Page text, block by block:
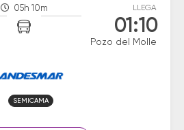
05h 10m LLEGA
01:10
Pozo del Molle
SEMICAMA